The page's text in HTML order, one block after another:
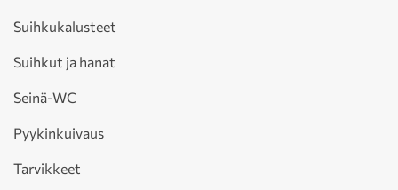
Suihkukalusteet
Suihkut ja hanat
Seinä-WC
Pyykinkuivaus
Tarvikkeet